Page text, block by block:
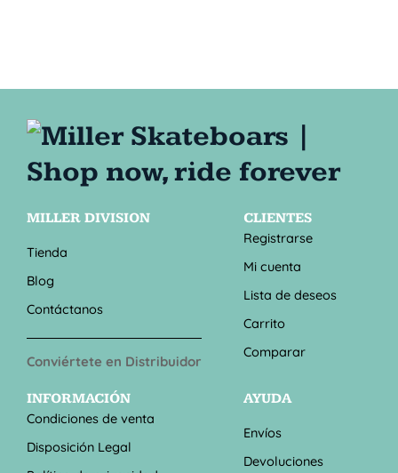
MILLER DIVISION
Tienda
Blog
Contáctanos
Conviértete en Distribuidor
CLIENTES
Registrarse
Mi cuenta
Lista de deseos
Carrito
Comparar
INFORMACIÓN
Condiciones de venta
Disposición Legal
AYUDA
Envíos
Devoluciones